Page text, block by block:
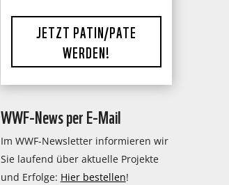
JETZT PATIN/PATE
WERDEN!
WWF-News per E-Mail
Im WWF-Newsletter informieren wir
Sie laufend über aktuelle Projekte
und Erfolge: Hier bestellen!